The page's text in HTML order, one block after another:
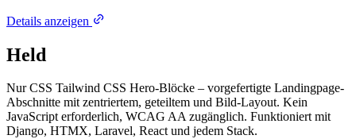
Details anzeigen
Held
Nur CSS Tailwind CSS Hero-Blöcke – vorgefertigte Landingpage-
Abschnitte mit zentriertem, geteiltem und Bild-Layout. Kein
JavaScript erforderlich, WCAG AA zugänglich. Funktioniert mit
Django, HTMX, Laravel, React und jedem Stack.